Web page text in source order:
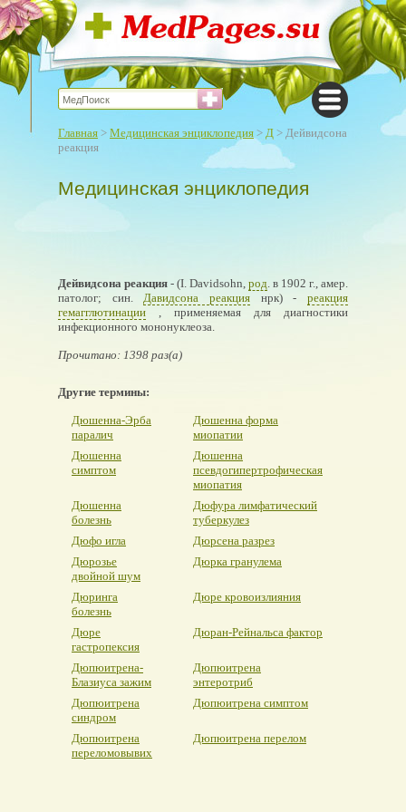
Главная > Медицинская энциклопедия > Д > Дейвидсона
реакция
Медицинская энциклопедия
Дейвидсона реакция - (I. Davidsohn, род. в 1902 г., амер.
патолог; син.Давидсона реакция нрк) -реакция
гемагглютинации , применяемая для диагностики
инфекционного мононуклеоза.
Прочитано: 1398 раз(а)
Другие термины:
Дюшенна-Эрба
паралич
Дюшенна форма
миопатии
Дюшенна
симптом
Дюшенна
псевдогипертрофическая
миопатия
Дюшенна
болезнь
Дюфура лимфатический
туберкулез
Дюфо игла
Дюрсена разрез
Дюрозье
двойной шум
Дюрка гранулема
Дюринга
болезнь
Дюре кровоизлияния
Дюре
гастропексия
Дюран-Рейнальса фактор
Дюпюитрена-
Блазиуса зажим
Дюпюитрена
энтеротриб
Дюпюитрена
синдром
Дюпюитрена симптом
Дюпюитрена
переломовывих
Дюпюитрена перелом